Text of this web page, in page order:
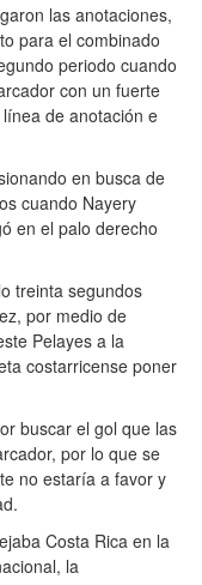
las anotaciones,
para el combinado
periodo cuando
con un fuerte
de anotación e
en busca de
cuando Nayery
en el palo derecho
treinta segundos
por medio de
Pelayes a la
costarricense poner
buscar el gol que las
por lo que se
no estaría a favor y
Costa Rica en la
la